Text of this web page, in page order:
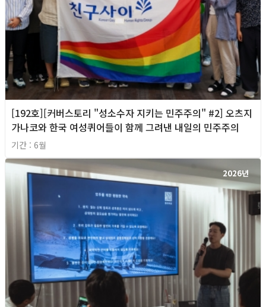
[192호][커버스토리 "성소수자 지키는 민주주의" #2] 오츠지
가나코와 한국 여성퀴어들이 함께 그려낸 내일의 민주주의
기간 : 6월
2026년